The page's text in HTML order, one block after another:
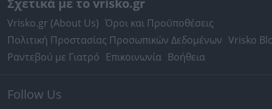
Σχετικά με το vrisko.gr
Vrisko.gr (About Us) Όροι και Προϋποθέσεις
Πολιτική Προστασίας Προσωπικών Δεδομένων Vrisko
Ραντεβού με Γιατρό Επικοινωνία Βοήθεια
Follow Us